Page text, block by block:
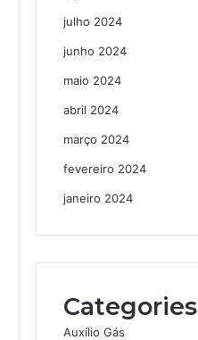
julho 2024
junho 2024
maio 2024
abril 2024
março 2024
fevereiro 2024
janeiro 2024
Categories
Auxílio Gás